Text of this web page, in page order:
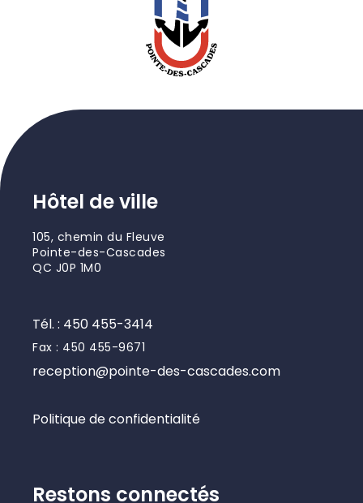
Hôtel de ville
105, chemin du Fleuve
Pointe-des-Cascades
QC J0P 1M0
Tél. : 450 455-3414
Fax : 450 455-9671
reception@pointe-des-cascades.com
Politique de confidentialité
Restons connectés